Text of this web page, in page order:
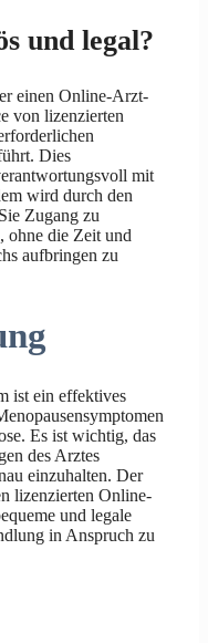
und legal?
einen Online-Arzt-
von lizenzierten
Dies
mit
wird durch den
Zugang zu
ohne die Zeit und
aufbringen zu
ist ein effektives
Es ist wichtig, das
des Arztes
einzuhalten. Der
lizenzierten Online-
und legale
in Anspruch zu